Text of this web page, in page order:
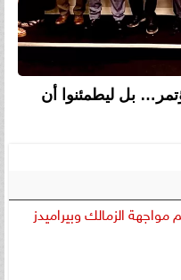
بل ليطمئنوا أن
الزمالك وبيراميدز